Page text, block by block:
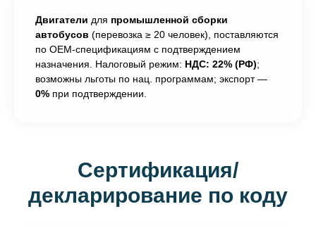
Двигатели для промышленной сборки
автобусов (перевозка ≥ 20 человек), поставляются
по OEM-спецификациям с подтверждением
назначения. Налоговый режим: НДС: 22% (РФ);
возможны льготы по нац. программам; экспорт —
0% при подтверждении.
Сертификация/
декларирование по коду